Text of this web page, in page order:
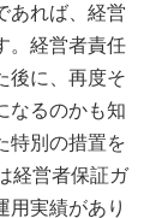
あれば、経営
。経営者責任
後に、再度そ
なるのかも知
特別の措置を
経営者保証ガ
用実績があり